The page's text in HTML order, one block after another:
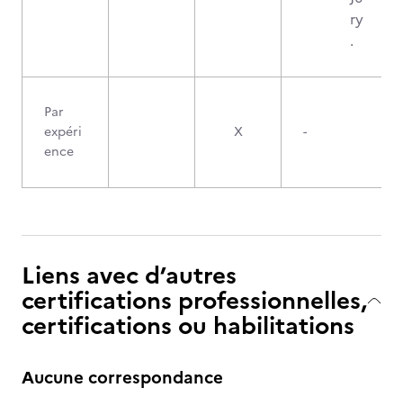
ry
.
Par
expéri
ence
X -
Liens avec d’autres
certifications professionnelles,
certifications ou habilitations
Aucune correspondance